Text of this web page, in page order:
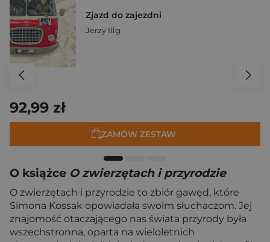
Zjazd do zajezdni
Jerzy Illg
92,99 zł
ZAMÓW ZESTAW
O książce O zwierzętach i przyrodzie
O zwierzętach i przyrodzie to zbiór gawęd, które
Simona Kossak opowiadała swoim słuchaczom. Jej
znajomość otaczającego nas świata przyrody była
wszechstronna, oparta na wieloletnich